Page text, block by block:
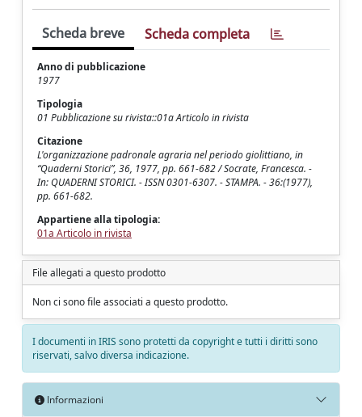
Scheda breve Scheda completa
Anno di pubblicazione
1977
Tipologia
01 Pubblicazione su rivista::01a Articolo in rivista
Citazione
L'organizzazione padronale agraria nel periodo giolittiano, in
“Quaderni Storici”, 36, 1977, pp. 661-682 / Socrate, Francesca. -
In: QUADERNI STORICI. - ISSN 0301-6307. - STAMPA. - 36:(1977),
pp. 661-682.
Appartiene alla tipologia:
01a Articolo in rivista
File allegati a questo prodotto
Non ci sono file associati a questo prodotto.
I documenti in IRIS sono protetti da copyright e tutti i diritti sono
riservati, salvo diversa indicazione.
Informazioni